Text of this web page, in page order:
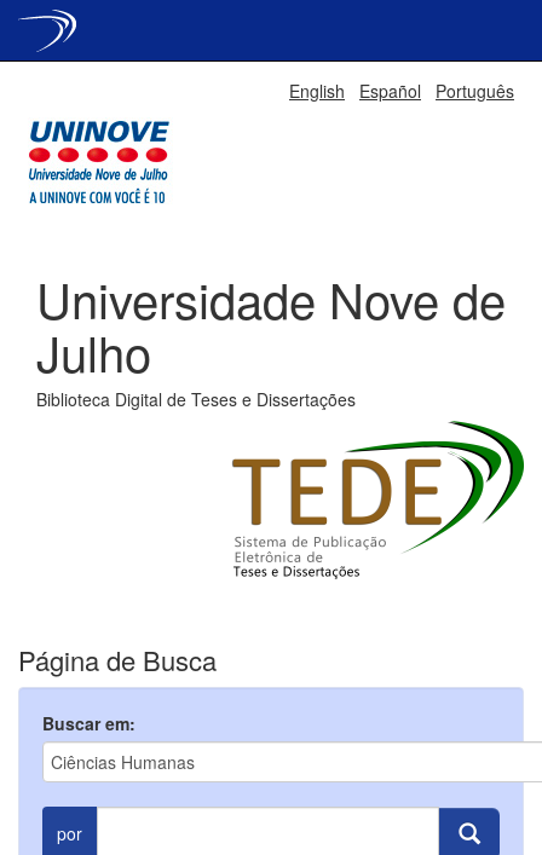
English Español Português
Universidade Nove de
Julho
Biblioteca Digital de Teses e Dissertações
Página de Busca
Buscar em:
por